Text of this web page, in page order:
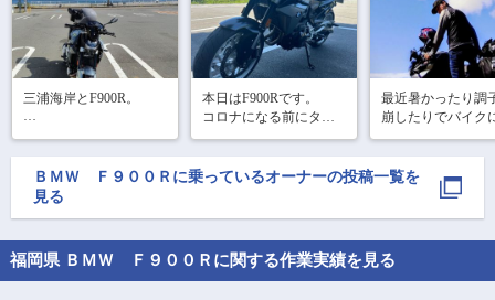
三浦海岸とF900R。
227.2km走って、補給ハ
イオク量は10.87L。
リッター20.9km位だっ
本日はF900Rです。
コロナになる前にタイ
ヤ交換して
そのままだったので皮
剥き？
にしてみました(^^)
ただメッツラーを履い
最近暑かったり調
崩したりでバイク
れていませんでし
が、先日、軽く三
岸までお出掛けし
くなりましたね！
あと、F900R，楽
ＢＭＷ Ｆ９００Ｒ に乗っているオーナーの投稿一覧を
見る
福岡県 ＢＭＷ Ｆ９００Ｒに関する作業実績を見る